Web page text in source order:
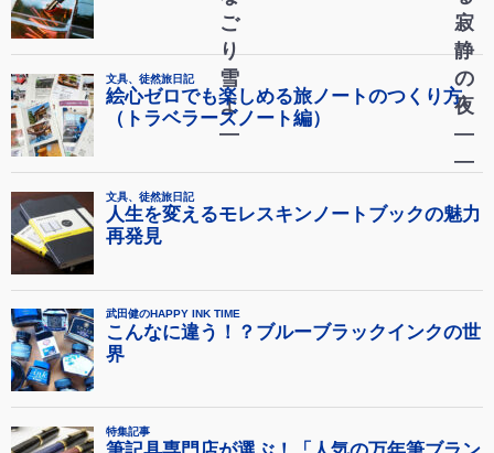
ご
り
雪
よ
―
寂
静
の
夜
―
―